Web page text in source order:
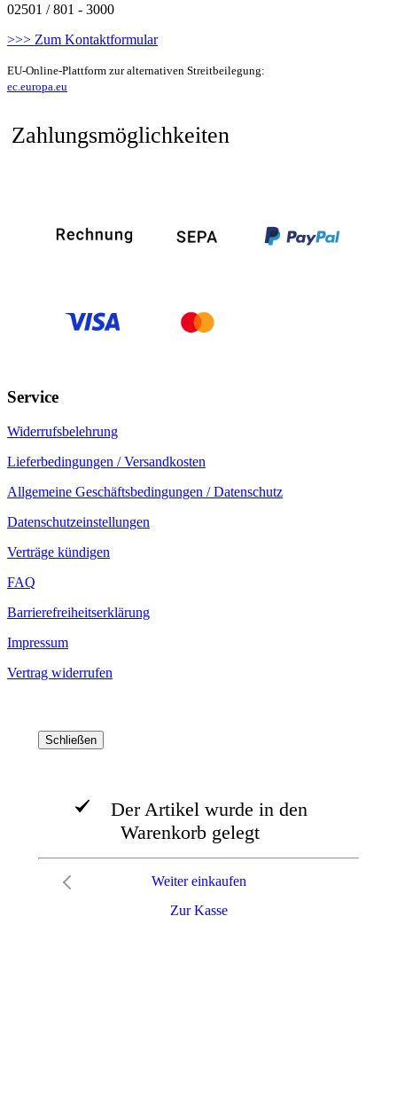
02501 / 801 - 3000
>>> Zum Kontaktformular
EU-Online-Plattform zur alternativen Streitbeilegung:
ec.europa.eu
Zahlungsmöglichkeiten
Service
Widerrufsbelehrung
Lieferbedingungen / Versandkosten
Allgemeine Geschäftsbedingungen / Datenschutz
Datenschutzeinstellungen
Verträge kündigen
FAQ
Barrierefreiheitserklärung
Impressum
Vertrag widerrufen
Schließen
Der Artikel wurde in den
Warenkorb gelegt
Zur Kasse
Weiter einkaufen